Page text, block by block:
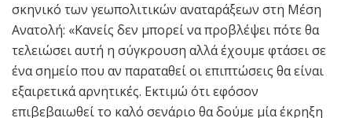
σκηνικό των γεωπολιτικών αναταράξεων στη Μέση
Ανατολή: «Κανείς δεν μπορεί να προβλέψει πότε θα
τελειώσει αυτή η σύγκρουση αλλά έχουμε φτάσει σε
ένα σημείο που αν παραταθεί οι επιπτώσεις θα είναι
εξαιρετικά αρνητικές. Εκτιμώ ότι εφόσον
επιβεβαιωθεί το καλό σενάριο θα δούμε μία έκρηξη